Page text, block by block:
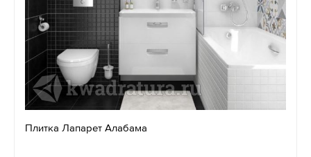
Плитка Лапарет Алабама